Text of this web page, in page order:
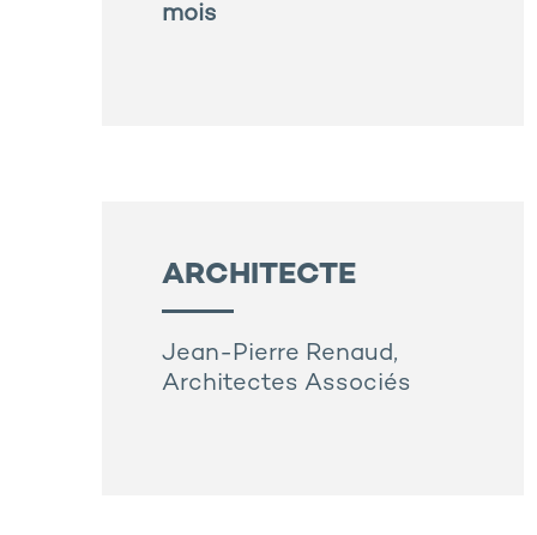
mois
ARCHITECTE
Jean-Pierre Renaud,
Architectes Associés